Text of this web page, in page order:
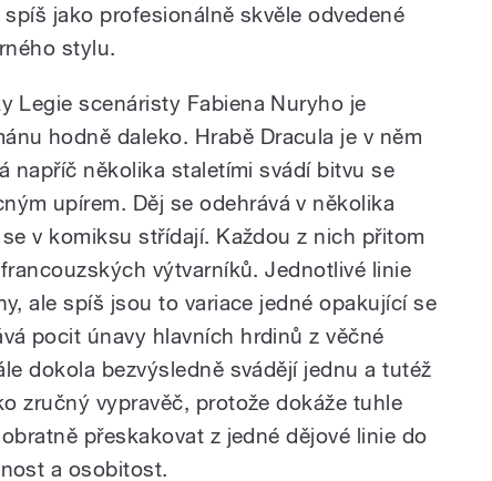
jako profesionálně skvěle odvedené
stylu.
Legie scenáristy Fabiena Nuryho je
hodně daleko. Hrabě Dracula je v něm
napříč několika staletími svádí bitvu se
upírem. Děj se odehrává v několika
v komiksu střídají. Každou z nich přitom
výtvarníků. Jednotlivé linie
ale spíš jsou to variace jedné opakující se
pocit únavy hlavních hrdinů z věčné
dokola bezvýsledně svádějí jednu a tutéž
zručný vypravěč, protože dokáže tuhle
přeskakovat z jedné dějové linie do
a osobitost.